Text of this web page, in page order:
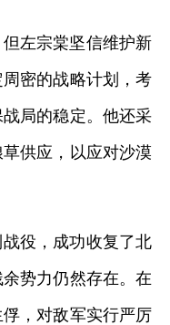
左宗棠坚信维护新
密的战略计划，考
局的稳定。他还采
供应，以应对沙漠
役，成功收复了北
势力仍然存在。在
，对敌军实行严厉